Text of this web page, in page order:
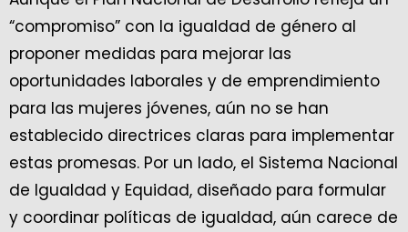
“compromiso” con la igualdad de género al
proponer medidas para mejorar las
oportunidades laborales y de emprendimiento
para las mujeres jóvenes, aún no se han
establecido directrices claras para implementar
estas promesas. Por un lado, el Sistema Nacional
de Igualdad y Equidad, diseñado para formular
y coordinar políticas de igualdad, aún carece de